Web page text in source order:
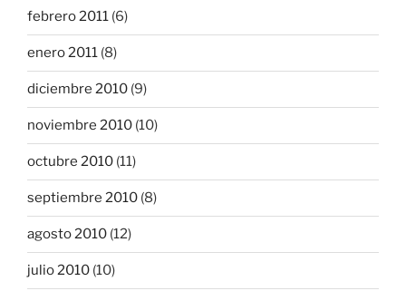
febrero 2011 (6)
enero 2011 (8)
diciembre 2010 (9)
noviembre 2010 (10)
octubre 2010 (11)
septiembre 2010 (8)
agosto 2010 (12)
julio 2010 (10)